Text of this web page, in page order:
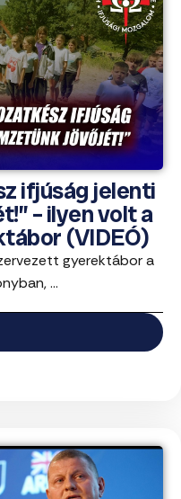
ifjúság jelenti
– ilyen volt a
(VIDEÓ)
gyerektábor a
...